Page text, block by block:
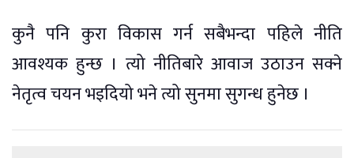
कुनै पनि कुरा विकास गर्न सबैभन्दा पहिले नीति
आवश्यक हुन्छ । त्यो नीतिबारे आवाज उठाउन सक्ने
नेतृत्व चयन भइदियो भने त्यो सुनमा सुगन्ध हुनेछ ।